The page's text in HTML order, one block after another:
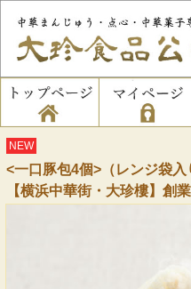
NEW
<一口豚包4個>（レンジ
【横浜中華街・大珍樓】創